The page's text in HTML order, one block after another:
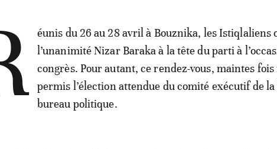
éunis du 26 au 28 avril à Bouznika, les Istiqlaliens
l’unanimité Nizar Baraka à la tête du parti à
congrès. Pour autant, ce rendez-vous, maintes fois
permis l’élection attendue du comité exécutif de
bureau politique.